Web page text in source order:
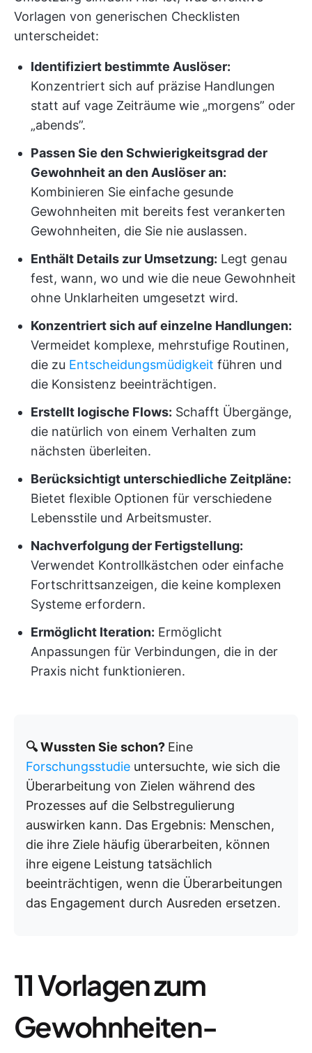
Vorlagen von generischen Checklisten
unterscheidet:
Identifiziert bestimmte Auslöser:
Konzentriert sich auf präzise Handlungen
statt auf vage Zeiträume wie „morgens” oder
„abends”.
Passen Sie den Schwierigkeitsgrad der
Gewohnheit an den Auslöser an:
Kombinieren Sie einfache gesunde
Gewohnheiten mit bereits fest verankerten
Gewohnheiten, die Sie nie auslassen.
Enthält Details zur Umsetzung: Legt genau
fest, wann, wo und wie die neue Gewohnheit
ohne Unklarheiten umgesetzt wird.
Konzentriert sich auf einzelne Handlungen:
Vermeidet komplexe, mehrstufige Routinen,
die zu Entscheidungsmüdigkeit führen und
die Konsistenz beeinträchtigen.
Erstellt logische Flows: Schafft Übergänge,
die natürlich von einem Verhalten zum
nächsten überleiten.
Berücksichtigt unterschiedliche Zeitpläne:
Bietet flexible Optionen für verschiedene
Lebensstile und Arbeitsmuster.
Nachverfolgung der Fertigstellung:
Verwendet Kontrollkästchen oder einfache
Fortschrittsanzeigen, die keine komplexen
Systeme erfordern.
Ermöglicht Iteration: Ermöglicht
Anpassungen für Verbindungen, die in der
Praxis nicht funktionieren.
🔍 Wussten Sie schon? Eine
Forschungsstudie untersuchte, wie sich die
Überarbeitung von Zielen während des
Prozesses auf die Selbstregulierung
auswirken kann. Das Ergebnis: Menschen,
die ihre Ziele häufig überarbeiten, können
ihre eigene Leistung tatsächlich
beeinträchtigen, wenn die Überarbeitungen
das Engagement durch Ausreden ersetzen.
11 Vorlagen zum
Gewohnheiten-